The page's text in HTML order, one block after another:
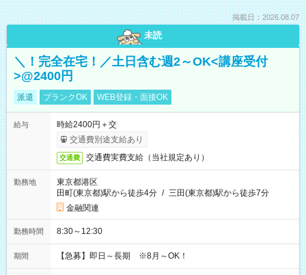
掲載日：2026.08.07
未読
＼！完全在宅！／土日含む週2～OK<講座受付
>@2400円
派遣 ブランクOK WEB登録・面接OK
給与
時給2400円＋交
交通費別途支給あり
交通費 交通費実費支給（当社規定あり）
勤務地
東京都港区
田町(東京都)駅から徒歩4分 / 三田(東京都)駅から徒歩7分
金融関連
勤務時間 8:30～12:30
期間 【急募】即日～長期 ※8月～OK！